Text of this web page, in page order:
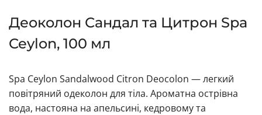
Деоколон Сандал та Цитрон Spa
Ceylon, 100 мл
Spa Ceylon Sandalwood Citron Deocolon — легкий
повітряний одеколон для тіла. Ароматна острівна
вода, настояна на апельсині, кедровому та